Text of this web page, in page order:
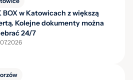
BOX w Katowicach z większą
Kolejne dokumenty można
24/7